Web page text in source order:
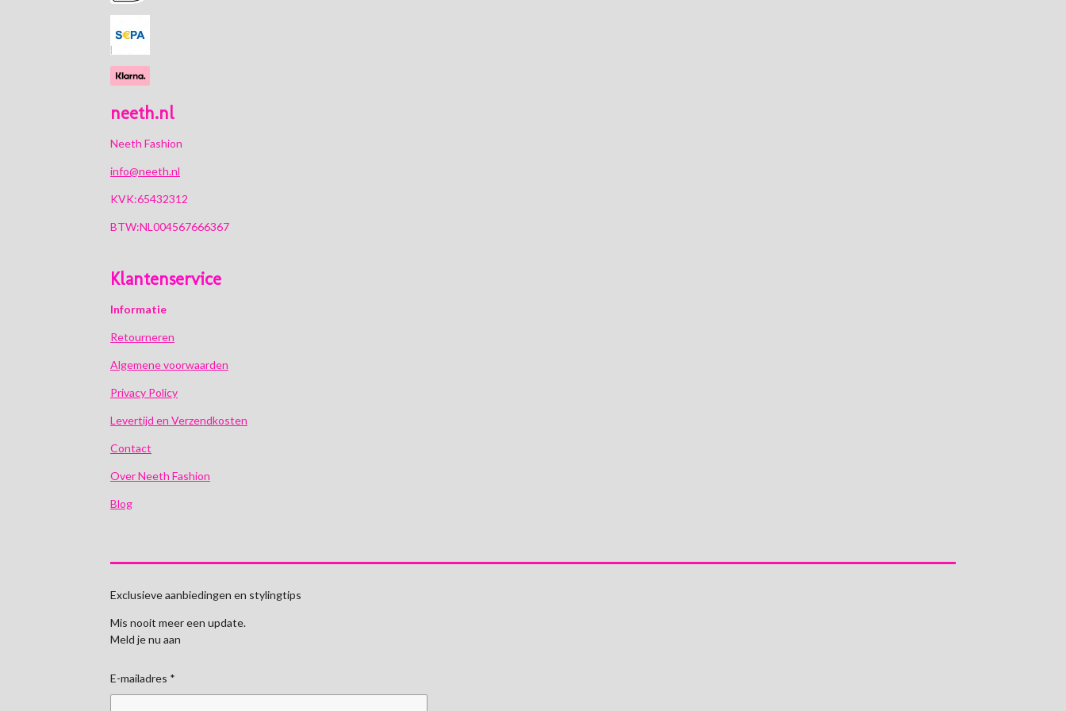
neeth.nl
Neeth Fashion
info@neeth.nl
KVK:65432312
BTW:NL004567666367
Klantenservice
Informatie
Retourneren
Algemene voorwaarden
Privacy Policy
Levertijd en Verzendkosten
Contact
Over Neeth Fashion
Blog
Exclusieve aanbiedingen en stylingtips
Mis nooit meer een update.
Meld je nu aan
E-mailadres *